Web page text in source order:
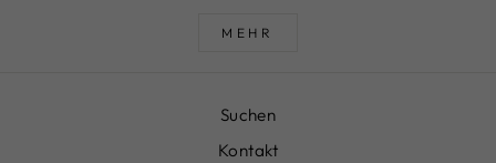
MEHR
Suchen
Kontakt